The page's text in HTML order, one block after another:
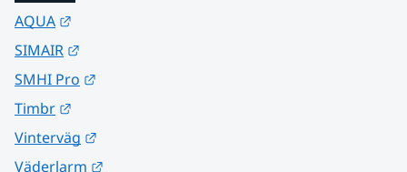
AQUA
SIMAIR
SMHI Pro
Timbr
Vinterväg
Väderlarm